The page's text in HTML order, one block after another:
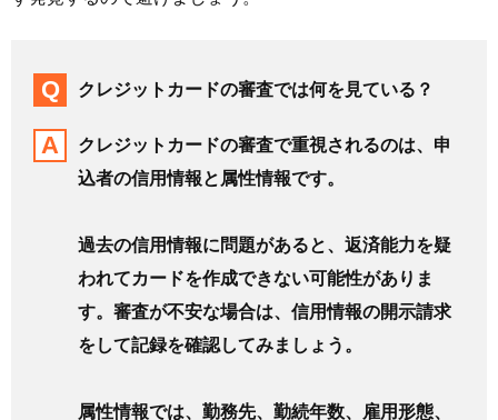
クレジットカードの審査では何を見ている？
クレジットカードの審査で重視されるのは、申
込者の信用情報と属性情報です。
過去の信用情報に問題があると、返済能力を疑
われてカードを作成できない可能性がありま
す。審査が不安な場合は、信用情報の開示請求
をして記録を確認してみましょう。
属性情報では、勤務先、勤続年数、雇用形態、